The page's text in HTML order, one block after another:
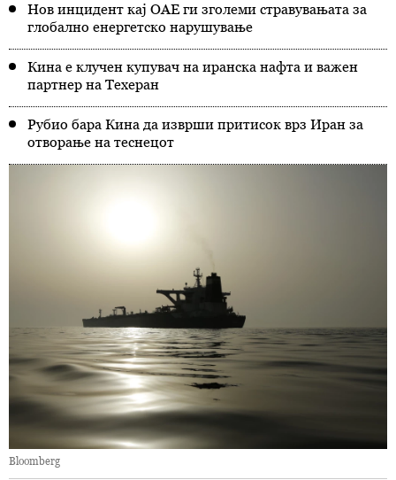
Нов инцидент кај ОАЕ ги зголеми стравувањата за
глобално енергетско нарушување
Кина е клучен купувач на иранска нафта и важен
партнер на Техеран
Рубио бара Кина да изврши притисок врз Иран за
отворање на теснецот
Bloomberg